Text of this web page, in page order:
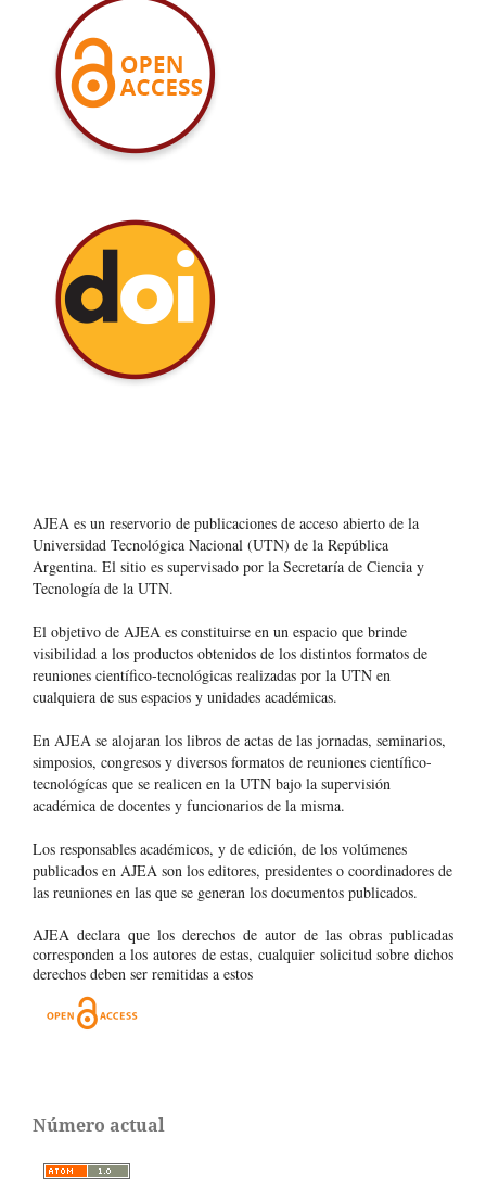
AJEA es un reservorio de publicaciones de acceso abierto de la
Universidad Tecnológica Nacional (UTN) de la República
Argentina. El sitio es supervisado por la Secretaría de Ciencia y
Tecnología de la UTN.
El objetivo de AJEA es constituirse en un espacio que brinde
visibilidad a los productos obtenidos de los distintos formatos de
reuniones científico-tecnológicas realizadas por la UTN en
cualquiera de sus espacios y unidades académicas.
En AJEA se alojaran los libros de actas de las jornadas, seminarios,
simposios, congresos y diversos formatos de reuniones científico-
tecnológícas que se realicen en la UTN bajo la supervisión
académica de docentes y funcionarios de la misma.
Los responsables académicos, y de edición, de los volúmenes
publicados en AJEA son los editores, presidentes o coordinadores de
las reuniones en las que se generan los documentos publicados.
AJEA declara que los derechos de autor de las obras publicadas
corresponden a los autores de estas, cualquier solicitud sobre dichos
derechos deben ser remitidas a estos
Número actual